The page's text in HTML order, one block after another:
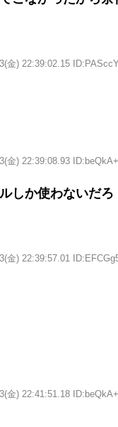
金) 22:39:02.15
金) 22:39:08.93
しか使わないだろ
金) 22:39:57.01
金) 22:41:51.18